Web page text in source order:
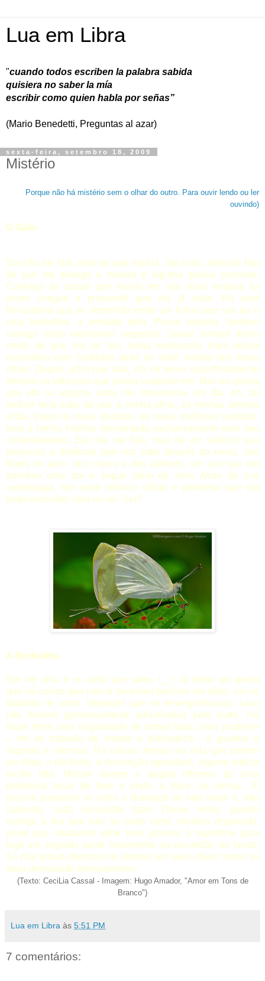
Lua em Libra
"cuando todos escriben la palabra sabida
quisiera no saber la mía
escribir como quien habla por señas”
(Mario Benedetti, Preguntas al azar)
sexta-feira, setembro 18, 2009
Mistério
Porque não há mistério sem o olhar do outro. Para ouvir lendo ou ler
ouvindo)
O Gato
Ela não me fala, mas sei que está lá. Sei mais, além do fato
de que me sonega a tristeza e alguma queixa concreta.
Conheço as coisas que insiste em não dizer, embora às
vezes chegue a pressentir que ela já sabe. Há uma
brincadeira que se desenrola entre um felino que sou eu e
uma borboleta: a verdade dela. Posso esperar, também
carrego meus inevitáveis segredos. Quase sempre tenho
medo de que ela os leia numa melancolia mais densa
escondida com cuidados atrás do vidro velado dos meus
olhos. Depois acho que não, ela se move superficialmente
demais na vida para que possa suspeitar-me. Mas eu queria
que ela ou alguma outra me desvelasse um dia. Ah, tal
mulher teria mais do que a minha alma, as minhas setenta
vidas, todos os meus instintos, os meus melhores sentidos:
teria a minha história reinventada exclusivamente pelo seu
contentamento. Ela não me fala, mas há um silêncio que
perpassa a distância que nos cabe através da mesa, das
flores no jarro, dos copos e dos talheres, um oco que me
transfixa uma dor e segue além de mim. Atrás da sua
verborragia, tem esse silêncio sólido e poderoso que ela
tenta esconder, mas eu sei. Sei?
A Borboleta
Ele me olha e eu acho que sabe. (__) Já disse um poeta
que há coisas que nunca deveriam precisar ser ditas, em se
tratando de amor. Verdades que se envergonhariam, caso
não fossem generosamente adivinhadas pelo outro. Há
muito temo pela vulgaridade de certas falas; mais prudente
– em se tratando de manter a delicadeza - é guardar o
segredo e silenciar. Há coisas demais na vida que podem
ser ditas: o dia lindo, a decoração agradável, alguma notícia
recém lida. Melhor manter a alegria efêmera de uma
borboleta: tocar de leve o prato, a frase, os temas... É
preciso preservar no outro a liberdade de não saber e, não
sabendo, nada necessitar fazer. Desse modo, guardo
comigo a dor que não se pode dizer, mistério enjaulado,
peixe que raramente sobe bem próximo à superfície para
logo em seguida sumir novamente na escuridão do fundo.
Só não posso demorar-me demais em seus olhos: tenho as
asas demasiado transparentes.
(Texto: CeciLia Cassal - Imagem: Hugo Amador, "Amor em Tons de
Branco")
Lua em Libra às 5:51 PM
7 comentários: